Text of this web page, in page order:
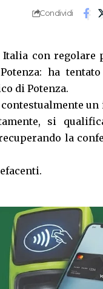
Condividi
Italia con regolare
ha
di Potenza.
si
la